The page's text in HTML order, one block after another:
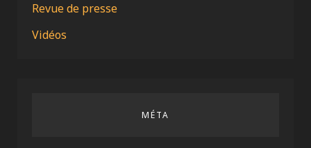
Revue de presse
Vidéos
MÉTA